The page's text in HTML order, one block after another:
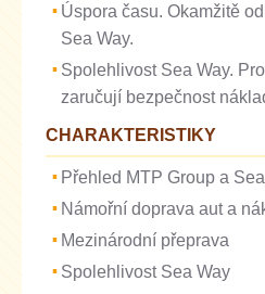
Úspora času. Okamžitě
Sea Way.
Spolehlivost Sea Way.
zaručují bezpečnost
CHARAKTERISTIKY
Přehled MTP Group a
Námořní doprava aut a
Mezinárodní přeprava
Spolehlivost Sea Way